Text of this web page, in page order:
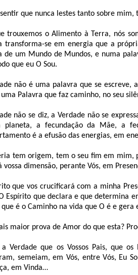
que nunca lestes tanto sobre
trouxemos o Alimento à Terra, nós
transforma-se em energia que a
de um Mundo de Mundos, e numa
que eu O Sou.
não é uma palavra que se escreve,
Palavra que faz caminho, no seu
não se diz, a Verdade não se
planeta, a fecundação da Mãe, a
é a efusão das energias, em
tem origem, tem o seu fim em mim,
vossa dimensão, perante Vós, em
que vos crucificará com a minha
Espírito que declara e que determina
é o Caminho na vida que O é e gera
maior prova de Amor do que esta?
Verdade que os Vossos Pais, que os
semeiam, em Vós, entre Vós, Eu
em Vinda…